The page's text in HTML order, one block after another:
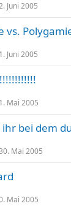
Juni 2005
vs.
Juni 2005
Mai 2005
bei dem
Mai 2005
Mai 2005